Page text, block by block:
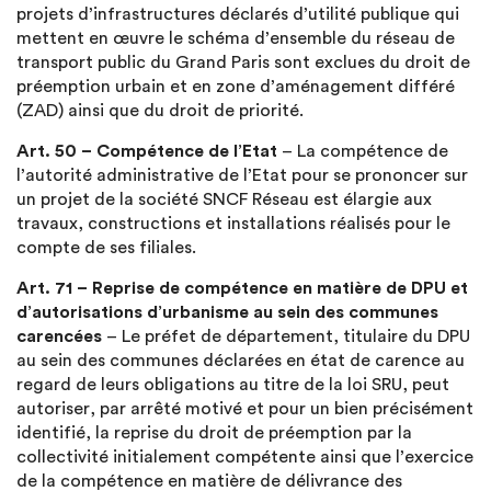
projets d’infrastructures déclarés d’utilité publique qui
mettent en œuvre le schéma d’ensemble du réseau de
transport public du Grand Paris sont exclues du droit de
préemption urbain et en zone d’aménagement différé
(ZAD) ainsi que du droit de priorité.
Art. 50 – Compétence de l’Etat – La compétence de
l’autorité administrative de l’Etat pour se prononcer sur
un projet de la société SNCF Réseau est élargie aux
travaux, constructions et installations réalisés pour le
compte de ses filiales.
Art. 71 – Reprise de compétence en matière de DPU et
d’autorisations d’urbanisme au sein des communes
carencées – Le préfet de département, titulaire du DPU
au sein des communes déclarées en état de carence au
regard de leurs obligations au titre de la loi SRU, peut
autoriser, par arrêté motivé et pour un bien précisément
identifié, la reprise du droit de préemption par la
collectivité initialement compétente ainsi que l’exercice
de la compétence en matière de délivrance des